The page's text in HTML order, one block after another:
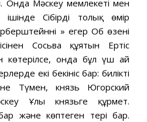
Мәскеу мемлекеті мен
ішінде Сібірдің толық өмір
» егер Об өзені
Сосьва құятын Ертіс
көтерілсе, онда бұл үш ай
екі бекініс бар: билікті
Түмен, князь Югорский
Ұлы князьге құрмет.
және көптеген тері бар.